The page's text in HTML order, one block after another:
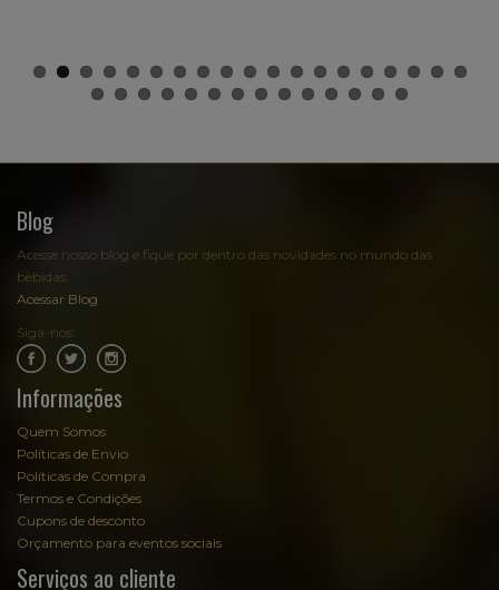
Blog
Acesse nosso blog e fique por dentro das novidades no mundo das
bebidas:
Acessar Blog
Siga-nos:
Informações
Quem Somos
Políticas de Envio
Políticas de Compra
Termos e Condições
Cupons de desconto
Orçamento para eventos sociais
Serviços ao cliente